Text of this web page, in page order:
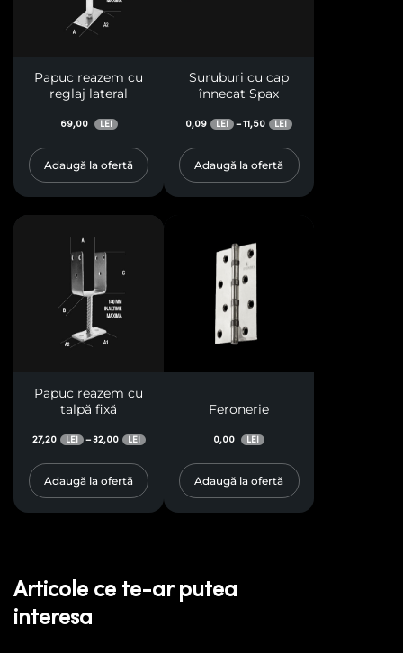
Papuc reazem cu
reglaj lateral
69,00 LEI
Adaugă la ofertă
Șuruburi cu cap
înnecat Spax
0,09 LEI –11,50 LEI
Adaugă la ofertă
Papuc reazem cu
talpă fixă
27,20 LEI –32,00 LEI
Adaugă la ofertă
Feronerie
0,00 LEI
Adaugă la ofertă
Articole ce te-ar putea
interesa